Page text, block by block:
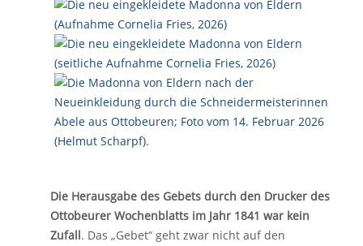
Die Herausgabe des Gebets durch den Drucker des
Ottobeurer Wochenblatts im Jahr 1841 war kein
Zufall. Das „Gebet“ geht zwar nicht auf den